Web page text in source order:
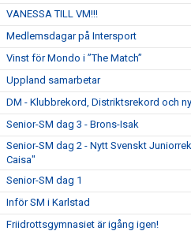
VANESSA TILL VM!!!
Medlemsdagar på Intersport
Vinst för Mondo i ”The Match”
Uppland samarbetar
DM - Klubbrekord, Distriktsrekord och
Senior-SM dag 3 - Brons-Isak
Senior-SM dag 2 - Nytt Svenskt
Caisa"
Senior-SM dag 1
Inför SM i Karlstad
Friidrottsgymnasiet är igång igen!